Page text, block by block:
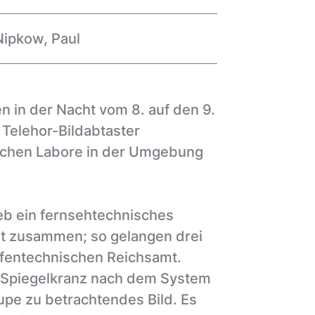
Paul
in der Nacht vom 8. auf den 9.
Bildabtaster
Labore in der Umgebung
ein fernsehtechnisches
zusammen; so gelangen drei
Reichsamt.
nach dem System
zu betrachtendes Bild. Es